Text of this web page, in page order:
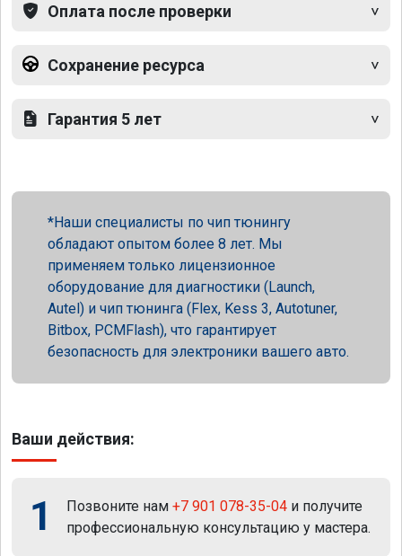
Оплата после проверки
Сохранение ресурса
Гарантия 5 лет
Наши специалисты по чип тюнингу
обладают опытом более 8 лет. Мы
применяем только лицензионное
оборудование для диагностики (Launch,
Autel) и чип тюнинга (Flex, Kess 3, Autotuner,
Bitbox, PCMFlash), что гарантирует
безопасность для электроники вашего авто.
Ваши действия:
1 Позвоните нам +7 901 078-35-04 и получите
профессиональную консультацию у мастера.